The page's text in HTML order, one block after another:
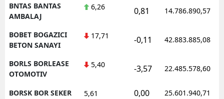
BNTAS BANTAS
AMBALAJ
6,26 0,81 14.786.890,57
BOBET BOGAZICI
BETON SANAYI
17,71 -0,11 42.883.885,08
BORLS BORLEASE
OTOMOTIV
5,40 -3,57 22.485.578,60
BORSK BOR SEKER 5,61 0,00 25.601.940,71